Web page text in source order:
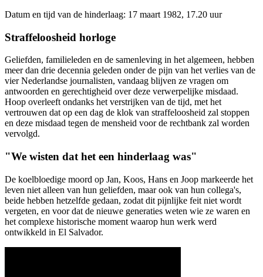
Datum en tijd van de hinderlaag: 17 maart 1982, 17.20 uur
Straffeloosheid horloge
Geliefden, familieleden en de samenleving in het algemeen, hebben
meer dan drie decennia geleden onder de pijn van het verlies van de
vier Nederlandse journalisten, vandaag blijven ze vragen om
antwoorden en gerechtigheid over deze verwerpelijke misdaad.
Hoop overleeft ondanks het verstrijken van de tijd, met het
vertrouwen dat op een dag de klok van straffeloosheid zal stoppen
en deze misdaad tegen de mensheid voor de rechtbank zal worden
vervolgd.
"We wisten dat het een hinderlaag was"
De koelbloedige moord op Jan, Koos, Hans en Joop markeerde het
leven niet alleen van hun geliefden, maar ook van hun collega's,
beide hebben hetzelfde gedaan, zodat dit pijnlijke feit niet wordt
vergeten, en voor dat de nieuwe generaties weten wie ze waren en
het complexe historische moment waarop hun werk werd
ontwikkeld in El Salvador.